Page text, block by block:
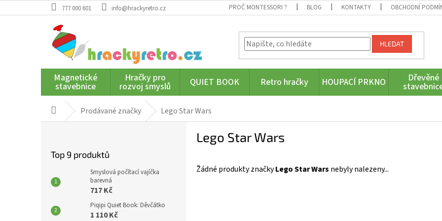
na
777 000 601 info@hrackyretro.cz PROČ MONTESSORI ? BLOG KONTAKTY OBCHODNÍ
HLEDAT
Magnetické
stavebnice
Hračky pro
rozvoj smyslů QUIET BOOK Retro hračky HOUPACÍ PRKNO Dřevěné
Domů Prodávané značky Lego Star Wars
Top 9 produktů
Smyslová počítací vajíčka
barevná
717 Kč
Piqipi Quiet Book: Děvčátko
1 110 Kč
Lego Star Wars
Žádné produkty značkyLego Star Wars nebyly nalezeny...